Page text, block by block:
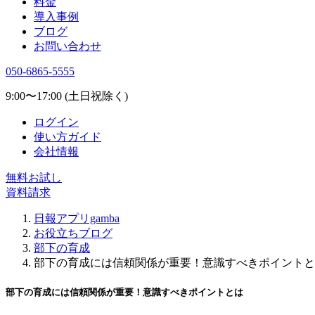
導入事例
ブログ
お問い合わせ
050-6865-5555
9:00〜17:00 (土日祝除く)
ログイン
使い方ガイド
会社情報
無料お試し
資料請求
日報アプリgamba
お役立ちブログ
部下の育成
部下の育成には信頼関係が重要！意識すべきポイント
部下の育成には信頼関係が重要！意識すべきポイントとは